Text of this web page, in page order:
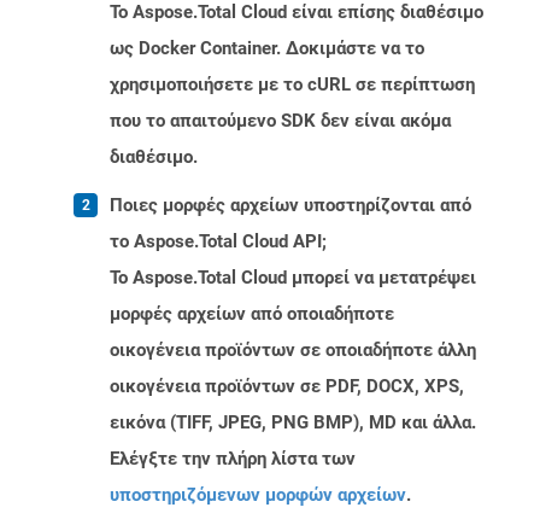
Το Aspose.Total Cloud είναι επίσης διαθέσιμο
ως Docker Container. Δοκιμάστε να το
χρησιμοποιήσετε με το cURL σε περίπτωση
που το απαιτούμενο SDK δεν είναι ακόμα
διαθέσιμο.
Ποιες μορφές αρχείων υποστηρίζονται από
το Aspose.Total Cloud API;
Το Aspose.Total Cloud μπορεί να μετατρέψει
μορφές αρχείων από οποιαδήποτε
οικογένεια προϊόντων σε οποιαδήποτε άλλη
οικογένεια προϊόντων σε PDF, DOCX, XPS,
εικόνα (TIFF, JPEG, PNG BMP), MD και άλλα.
Ελέγξτε την πλήρη λίστα των
υποστηριζόμενων μορφών αρχείων.